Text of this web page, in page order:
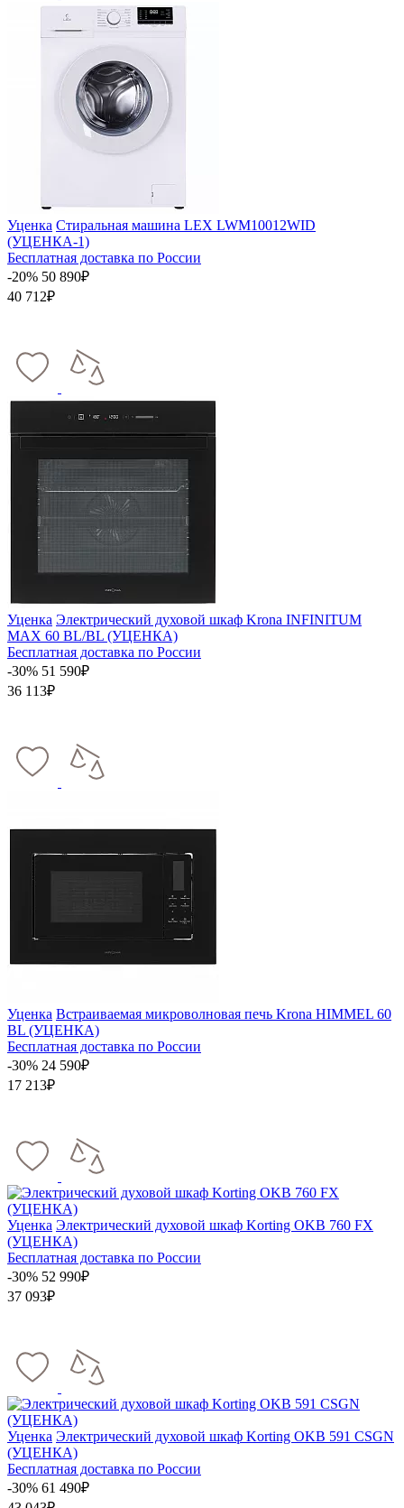
Уценка Стиральная машина LEX LWM10012WID
(УЦЕНКА-1)
Бесплатная доставка по России
-20% 50 890₽
40 712₽
Уценка Электрический духовой шкаф Krona INFINITUM
MAX 60 BL/BL (УЦЕНКА)
Бесплатная доставка по России
-30% 51 590₽
36 113₽
Уценка Встраиваемая микроволновая печь Krona HIMMEL 60
BL (УЦЕНКА)
Бесплатная доставка по России
-30% 24 590₽
17 213₽
Уценка Электрический духовой шкаф Korting OKB 760 FX
(УЦЕНКА)
Бесплатная доставка по России
-30% 52 990₽
37 093₽
Уценка Электрический духовой шкаф Korting OKB 591 CSGN
(УЦЕНКА)
Бесплатная доставка по России
-30% 61 490₽